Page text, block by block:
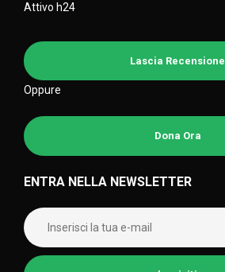
Attivo h24
Lascia Recensione
Oppure
Dona Ora
ENTRA NELLA NEWSLETTER